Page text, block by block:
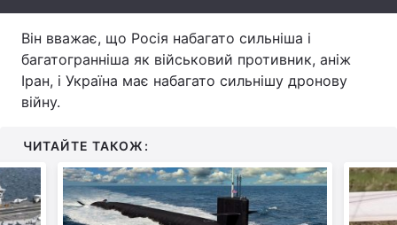
Він вважає, що Росія набагато сильніша і
багатогранніша як військовий противник, аніж
Іран, і Україна має набагато сильнішу дронову
війну.
ЧИТАЙТЕ ТАКОЖ: